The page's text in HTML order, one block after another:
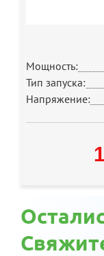
Мощность:
Тип запуска:
Напряжение: